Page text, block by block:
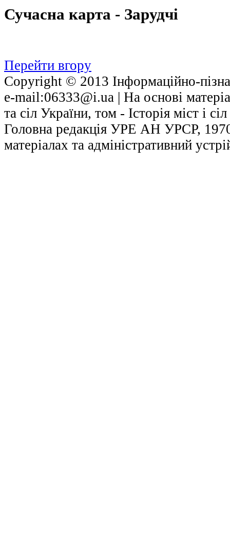
Сучасна карта - Зарудчі
Перейти вгору
Copyright © 2013 Інформаційно-
е-mail:06333@i.ua | На основі
та сіл України, том - Історія міст і
Головна редакція УРЕ АН УРСР,
матеріалах та адміністративний